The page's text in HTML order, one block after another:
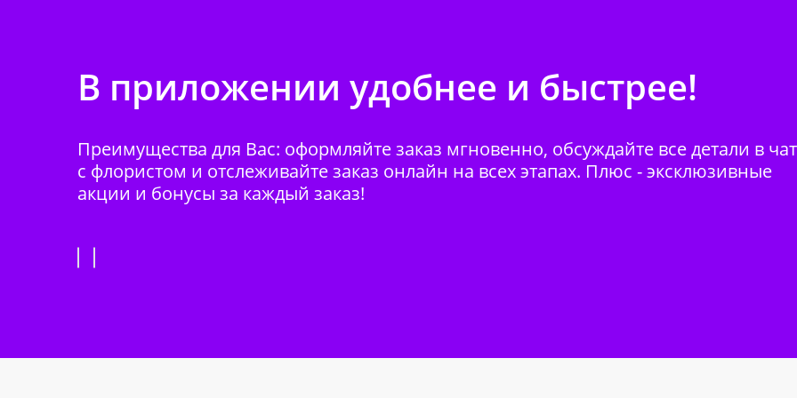
В приложении удобнее и быстрее!
Преимущества для Вас: оформляйте заказ мгновенно, обсуждайте все детали в
с флористом и отслеживайте заказ онлайн на всех этапах. Плюс - эксклюзивные
акции и бонусы за каждый заказ!